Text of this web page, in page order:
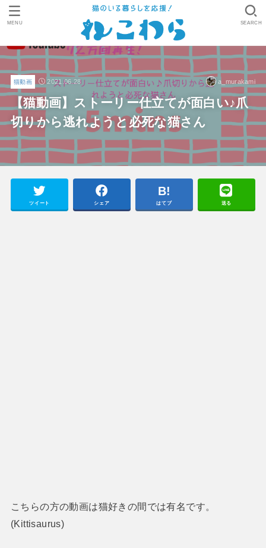
SEARCH
MENU
猫動画 2021.06.28 a_murakami
【猫動画】ストーリー仕立てが面白い♪爪
切りから逃れようと必死な猫さん
ツイート シェア はてブ 送る
こちらの方の動画は猫好きの間では有名です。
(Kittisaurus)